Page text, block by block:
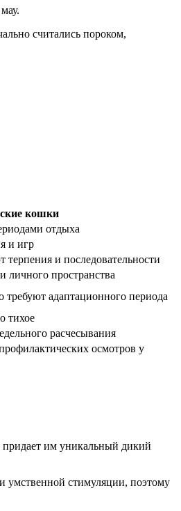
считались пороком,
кошки
отдыха
и игр
и последовательности
пространства
адаптационного периода
тихое
расчесывания
осмотров у
придает им уникальный дикий
умственной стимуляции, поэтому